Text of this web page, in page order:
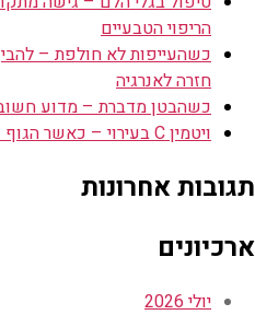
הריפוי הטבעיים
כשהעייפות לא חולפת –
חזרה לאנרגיה
כשהבטן מדברת – מדוע
ויטמין C בעירוי – כאשר הגוף זקוק לתמיכה מדויקת יותר
תגובות אחרונות
ארכיונים
יולי 2026